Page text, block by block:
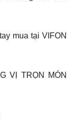
mua tại VIFON
VỊ TRỌN MÓN